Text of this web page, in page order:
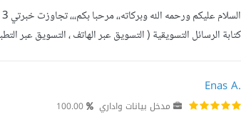
Enas A.
مدخل بيانات واداري 100.00